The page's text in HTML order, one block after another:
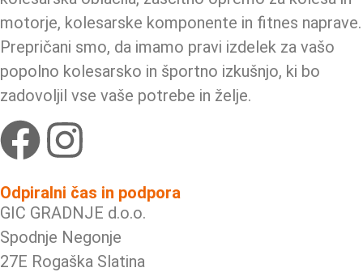
motorje, kolesarske komponente in fitnes naprave.
Prepričani smo, da imamo pravi izdelek za vašo
popolno kolesarsko in športno izkušnjo, ki bo
zadovoljil vse vaše potrebe in želje.
Odpiralni čas in podpora
GIC GRADNJE d.o.o.
Spodnje Negonje
27E Rogaška Slatina